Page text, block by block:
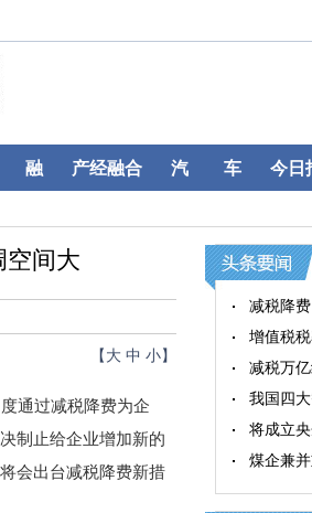
融 产经融合 汽 车 今日
空间大
【 大 中 小】
通过减税降费为企
制止给企业增加新的
会出台减税降费新措
减税降
增值税
减税万
我国四
将成立
煤企兼